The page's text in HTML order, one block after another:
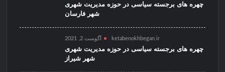
چهره های برجسته سیاسی در حوزه مدیریت شهری
شهر فارسان
ketabenokhbegan.ir آگوست 2, 2021
چهره های برجسته سیاسی در حوزه مدیریت شهری
شهر شیراز